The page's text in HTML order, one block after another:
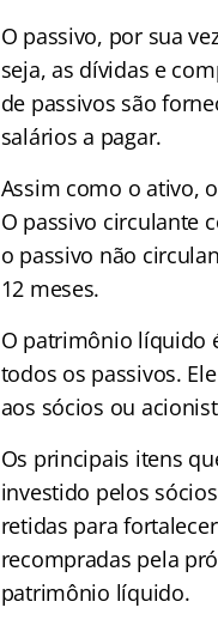
O passivo, por sua
seja, as dívidas e
de passivos são
salários a pagar.
Assim como o ativo,
O passivo circulante
o passivo não
12 meses.
O patrimônio líquido
todos os passivos.
aos sócios ou
Os principais itens
investido pelos
retidas para
recompradas pela
patrimônio líquido.